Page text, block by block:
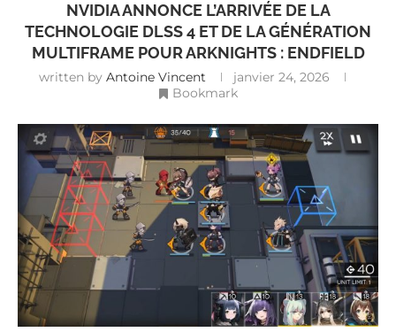
NVIDIA ANNONCE L’ARRIVÉE DE LA
TECHNOLOGIE DLSS 4 ET DE LA GÉNÉRATION
MULTIFRAME POUR ARKNIGHTS : ENDFIELD
written by Antoine Vincent
janvier 24, 2026
Bookmark